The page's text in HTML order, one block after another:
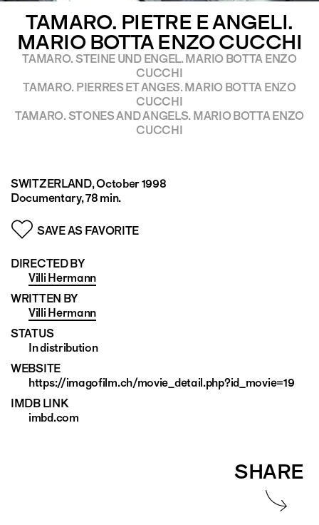
TAMARO. PIETRE E ANGELI.
MARIO BOTTA ENZO CUCCHI
TAMARO. STEINE UND ENGEL. MARIO BOTTA ENZO
CUCCHI
TAMARO. PIERRES ET ANGES. MARIO BOTTA ENZO
CUCCHI
TAMARO. STONES AND ANGELS. MARIO BOTTA ENZO
CUCCHI
SWITZERLAND, October 1998
Documentary, 78 min.
SAVE AS FAVORITE
DIRECTED BY
Villi Hermann
WRITTEN BY
Villi Hermann
STATUS
In distribution
WEBSITE
https://imagofilm.ch/movie_detail.php?id_movie=19
IMDB LINK
imbd.com
SHARE